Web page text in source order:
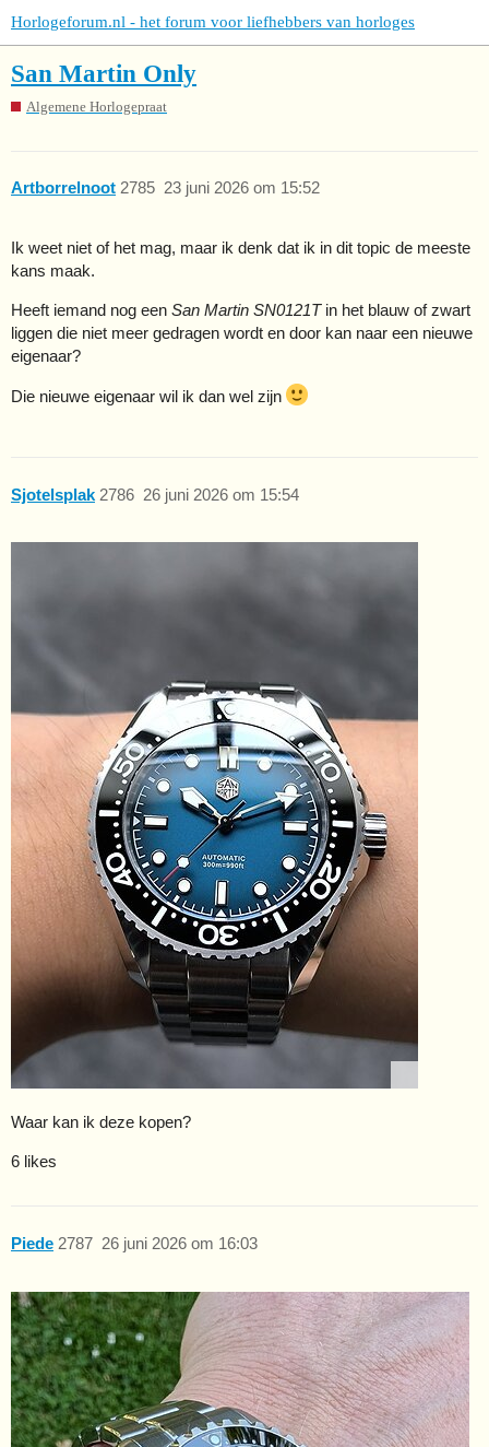
Horlogeforum.nl - het forum voor liefhebbers van horloges
San Martin Only
Algemene Horlogepraat
Artborrelnoot 23 juni 2026 om 15:52
2785
Ik weet niet of het mag, maar ik denk dat ik in dit topic de meeste
kans maak.
Heeft iemand nog een San Martin SN0121Tin het blauw of zwart
liggen die niet meer gedragen wordt en door kan naar een nieuwe
eigenaar?
Die nieuwe eigenaar wil ik dan wel zijn
Sjotelsplak 26 juni 2026 om 15:54
2786
Waar kan ik deze kopen?
6 likes
Piede 26 juni 2026 om 16:03
2787